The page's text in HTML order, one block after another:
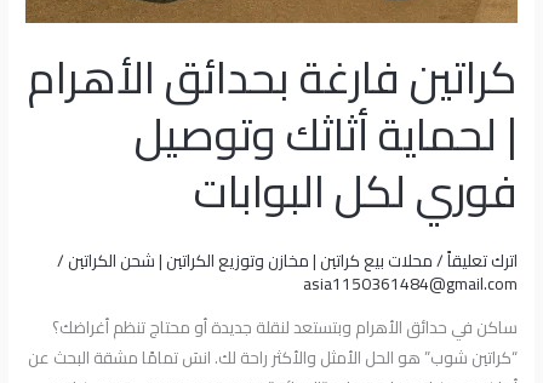
كراتين فارغة بحدائق الأهرام
| لحماية أثاثك وتوصيل
فوري لكل البوابات
اترك تعليقاً/محلات بيع كراتين | مخازن وتوزيع الكراتين | شحن الكراتين/
asia1150361484@gmail.com
ساكن في حدائق الأهرام وبتستعد لنقلة جديدة أو محتاج تنظم أغراضك؟
“كراتين شوب” هو الحل الأمثل والأكثر راحة لك. انسَ تمامًا مشقة البحث عن